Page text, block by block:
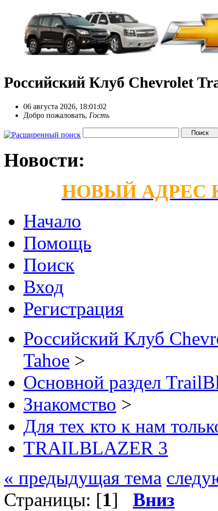
Российский Клуб Chevrolet
06 августа 2026, 18:01:02
Добро пожаловать, Гость
Новости:
НОВЫЙ АДРЕС
Начало
Помощь
Поиск
Вход
Регистрация
Российский Клуб
Tahoe >
Основной раздел
Знакомство >
Для тех кто к нам
TRAILBLAZER 3
« предыдущая тема
Страницы: [1] Вниз